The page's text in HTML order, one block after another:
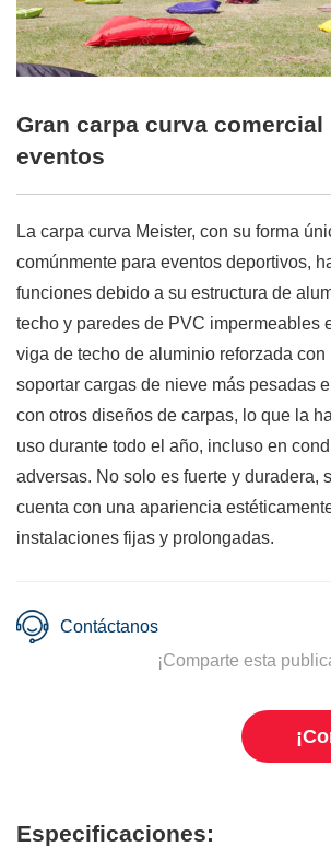
Gran carpa curva comercial
eventos
La carpa curva Meister, con su forma
comúnmente para eventos deportivos,
funciones debido a su estructura de
techo y paredes de PVC impermeables
viga de techo de aluminio reforzada
soportar cargas de nieve más pesadas
con otros diseños de carpas, lo que la
uso durante todo el año, incluso en
adversas. No solo es fuerte y duradera,
cuenta con una apariencia
instalaciones fijas y prolongadas.
Contáctanos
¡Comparte esta
Especificaciones: